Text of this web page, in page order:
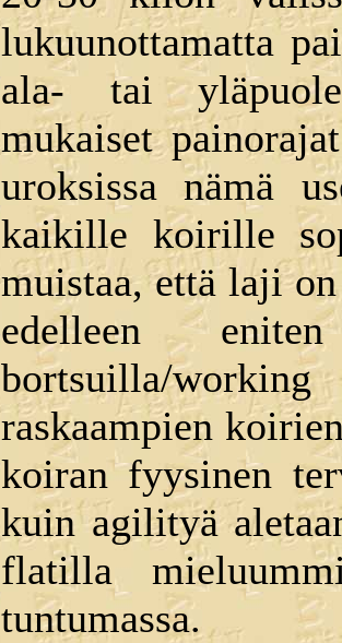
lukuunottamatta
ala- tai
mukaiset
uroksissa nämä
kaikille koirille
muistaa, että laji
edelleen
bortsuilla/
raskaampien
koiran fyysinen
kuin agilityä
flatilla
tuntumassa.